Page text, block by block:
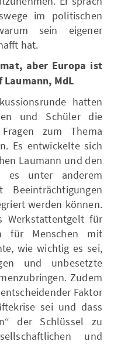
im politischen
sein eigener
hat.
aber Europa ist
Laumann, MdL
hatten
und Schüler die
zum Thema
Es entwickelte sich
Laumann und den
es unter anderem
werden können.
Werkstattentgelt für
für Menschen mit
wie wichtig es sei,
und unbesetzte
Zudem
Faktor
sei und dass
der Schlüssel zu
und